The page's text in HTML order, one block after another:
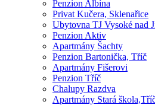
Penzion Albína
Privat Kučera, Sklenařice
Ubytovna TJ Vysoké nad
Penzion Aktiv
Apartmány Šachty
Penzion Bartonička, Tříč
Apartmány Fišerovi
Penzion Tříč
Chalupy Razdva
Apartmány Stará